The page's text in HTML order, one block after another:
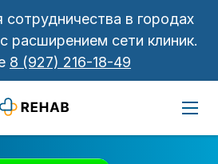
в городах
расширением сети клиник.
8 (927) 216-18-49